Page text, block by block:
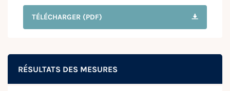
RÉSULTATS DES MESURES
TÉLÉCHARGER (PDF)